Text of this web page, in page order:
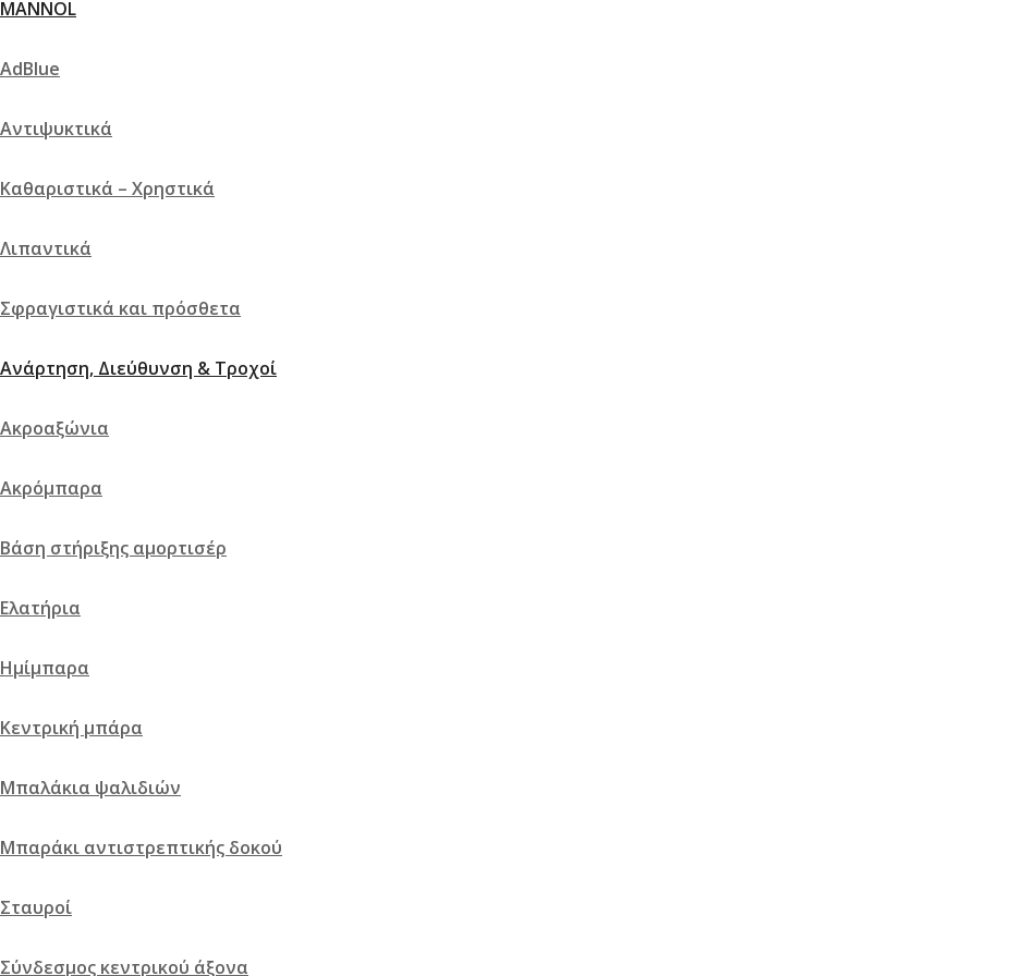
MANNOL
AdBlue
Αντιψυκτικά
Καθαριστικά – Χρηστικά
Λιπαντικά
Σφραγιστικά και πρόσθετα
Ανάρτηση, Διεύθυνση & Τροχοί
Ακροαξώνια
Ακρόμπαρα
Βάση στήριξης αμορτισέρ
Ελατήρια
Ημίμπαρα
Κεντρική μπάρα
Μπαλάκια ψαλιδιών
Μπαράκι αντιστρεπτικής δοκού
Σταυροί
Σύνδεσμος κεντρικού άξονα